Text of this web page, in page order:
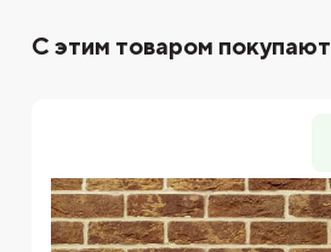
С этим товаром покупают